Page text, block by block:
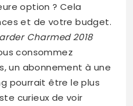
option ? Cela
et de votre budget.
Charmed 2018
consommez
un abonnement à une
pourrait être le plus
curieux de voir